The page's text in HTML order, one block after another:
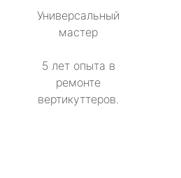
Универсальный
мастер
5 лет опыта в
ремонте
вертикуттеров.